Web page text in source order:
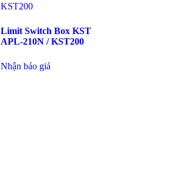
Limit Switch Box KST
APL-210N / KST200
Nhận báo giá